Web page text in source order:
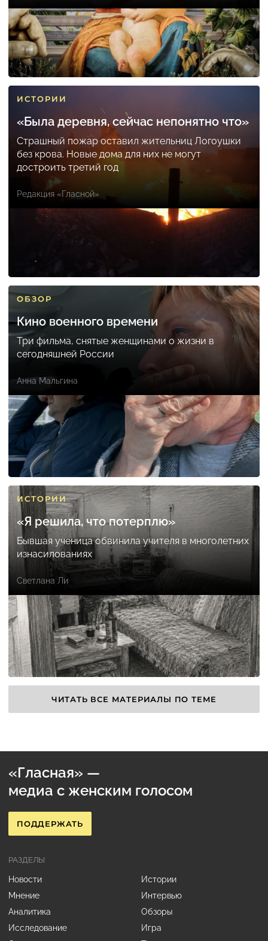
ИСТОРИИ
«Была деревня, сейчас непонятно что»
Страшный пожар оставил жительниц Логоушки
без крова. Новые дома для них не могут
достроить третий год
Редакция «Гласной»
ОБЗОР
Кино военного времени
Три фильма, снятые женщинами о жизни в
сегодняшней России
Анна Мальгина
ИСТОРИИ
«Я решила, что потерплю»
Бывшая ученица обвинила учителя в многолетних
изнасилованиях
Светлана Ли
ЧИТАТЬ ВСЕ МАТЕРИАЛЫ ПО ТЕМЕ
«Гласная» —
медиа с женским голосом
ПОДДЕРЖАТЬ
РАЗДЕЛЫ
Новости
Истории
Мнение
Интервью
Аналитика
Обзоры
Исследование
Игра